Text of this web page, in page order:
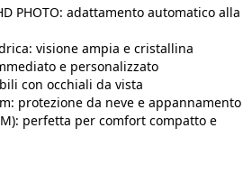
PHOTO: adattamento automatico alla
visione ampia e cristallina
e personalizzato
con occhiali da vista
protezione da neve e appannamento
perfetta per comfort compatto e